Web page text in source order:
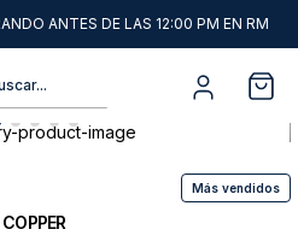
ANTES DE LAS 12:00 PM EN RM
Más vendidos